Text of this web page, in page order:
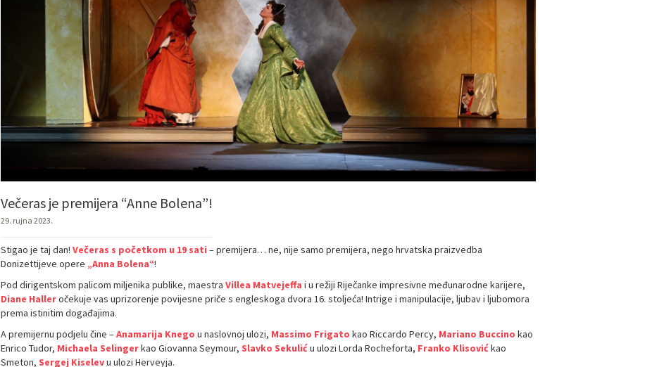
Večeras je premijera “Anne Bolena”!
29. rujna 2023.
Stigao je taj dan! Večeras s početkom u 19 sati – premijera… ne, nije samo premijera, nego hrvatska praizvedba
Donizettijeve opere „Anna Bolena“!
Pod dirigentskom palicom miljenika publike, maestra Villea Matvejeffa i u režiji Riječanke impresivne međunarodne karijere,
Diane Halleročekuje vas uprizorenje povijesne priče s engleskoga dvora 16. stoljeća! Intrige i manipulacije, ljubav i ljubomora
prema istinitim događajima.
A premijernu podjelu čine –Anamarija Knego u naslovnoj ulozi, Massimo Frigato kao Riccardo Percy, Mariano Buccino kao
Enrico Tudor, Michaela Selingerkao Giovanna Seymour, Slavko Sekuliću ulozi Lorda Rocheforta, Franko Klisovićkao
Smeton, Sergej Kiselevu ulozi Herveyja.